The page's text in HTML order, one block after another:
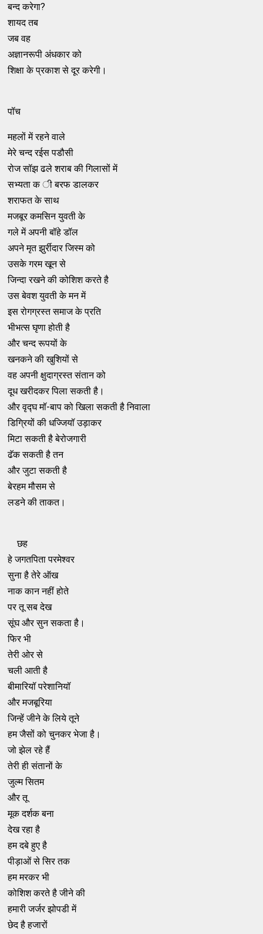
बन्द करेगा?
शायद तब
जब वह
अज्ञानरूपी अंधकार को
शिक्षा के प्रकाश से दूर करेगी।
पॉच
महलों में रहने वाले
मेरे चन्द रईस पडौसी
रोज सॉझ ढले शराब की गिलासों में
सभ्यता क ी बरफ डालकर
शराफत के साथ
मजबूर कमसिन युवती के
गले में अपनी बॉहे डॉल
अपने मृत झुर्रीदार जिस्म को
उसके गरम खून से
जिन्दा रखने की कोशिश करते है
उस बेवश युवती के मन में
इस रोगग्रस्त समाज के प्रति
भीभत्स घृणा होती है
और चन्द रूपयों के
खनकने की खुशियों से
वह अपनी क्षुदाग्रस्त संतान को
दूध खरीदकर पिला सकती है।
और वृद्घ मॉ-बाप को खिला सकती है निवाला
डिग्रियों की धज्जियॉ उड़ाकर
मिटा सकती है बेरोजगारी
ढॅक सकती है तन
और जुटा सकती है
बेरहम मौसम से
लडने की ताकत।
छह
हे जगतपिता परमेश्वर
सुना है तेरे ऑख
नाक कान नहीं होते
पर तू सब देख
सूंघ और सुन सकता है।
फिर भी
तेरी ओर से
चली आती है
बीमारियॉ परेशानियॉ
और मजबूरिया
जिन्हें जीने के लिये तूने
हम जैसों को चुनकर भेजा है।
जो झेल रहे हैं
तेरी ही संतानों के
जुल्म सितम
और तू
मूक दर्शक बना
देख रहा है
हम दबे हुए है
पीड़ाओं से सिर तक
हम मरकर भी
कोशिश करते है जीने की
हमारी जर्जर झोपडी में
छेद है हजारों